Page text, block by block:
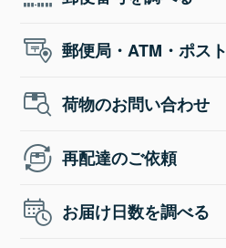
郵便局・ATM・ポス
荷物のお問い合わせ
再配達のご依頼
お届け日数を調べる